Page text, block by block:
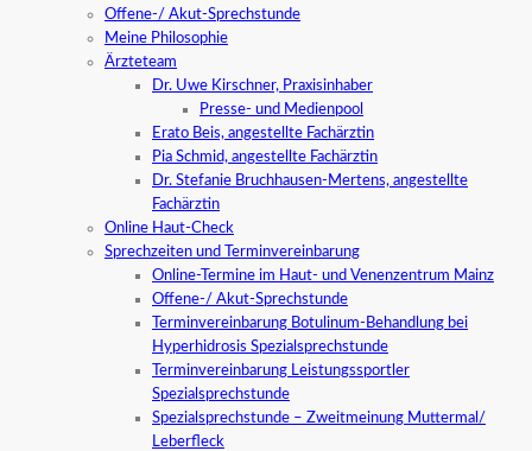
Offene-/ Akut-Sprechstunde
Meine Philosophie
Ärzteteam
Dr. Uwe Kirschner, Praxisinhaber
Presse- und Medienpool
Erato Beis, angestellte Fachärztin
Pia Schmid, angestellte Fachärztin
Dr. Stefanie Bruchhausen-Mertens, angestellte
Fachärztin
Online Haut-Check
Sprechzeiten und Terminvereinbarung
Online-Termine im Haut- und Venenzentrum Mainz
Offene-/ Akut-Sprechstunde
Terminvereinbarung Botulinum-Behandlung bei
Hyperhidrosis Spezialsprechstunde
Terminvereinbarung Leistungssportler
Spezialsprechstunde
Spezialsprechstunde – Zweitmeinung Muttermal/
Leberfleck